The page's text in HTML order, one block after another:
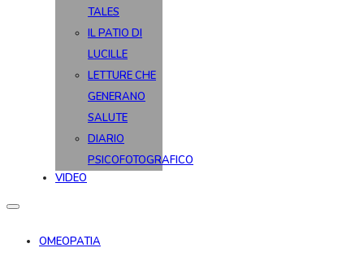
TALES
IL PATIO DI
LUCILLE
LETTURE CHE
GENERANO
SALUTE
DIARIO
PSICOFOTOGRAFICO
VIDEO
OMEOPATIA